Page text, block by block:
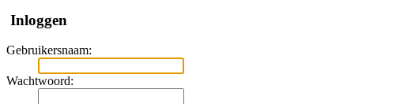
Inloggen
Gebruikersnaam:
Wachtwoord: